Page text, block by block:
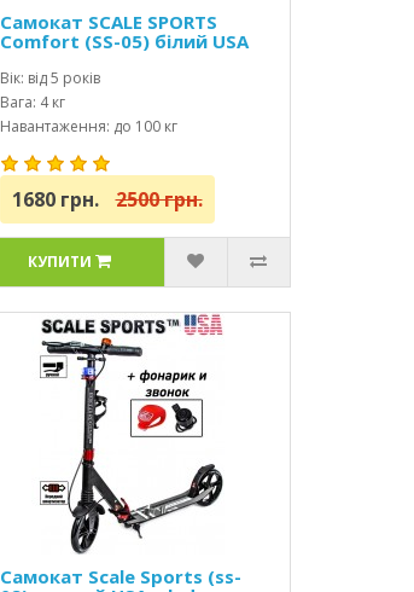
Самокат SCALE SPORTS
Comfort (SS-05) білий USA
Вік: від 5 років
Вага: 4 кг
Навантаження: до 100 кг
1680 грн. 2500 грн.
КУПИТИ
Самокат Scale Sports (ss-